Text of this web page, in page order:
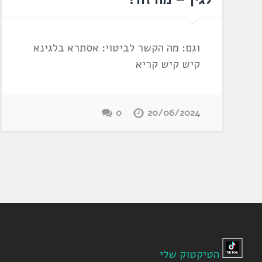
וגם: מה הקשר לביטוי: אסתרא בלגינא
קיש קיש קריא
20/06/2024
0
הטיקטוק שלי